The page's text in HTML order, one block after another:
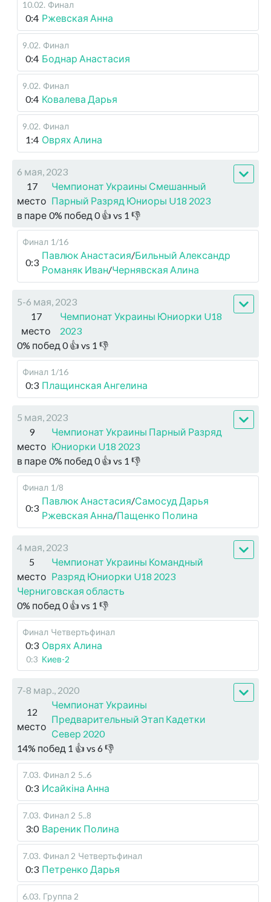
10.02. Финал
0:4 Ржевская Анна
9.02. Финал
0:4 Боднар Анастасия
9.02. Финал
0:4 Ковалева Дарья
9.02. Финал
1:4 Оврях Алина
6 мая, 2023
17
место
Чемпионат Украины Смешанный
Парный Разряд Юниоры U18 2023
в паре 0% побед 0👍 vs 1 👎
Финал 1/16
0:3
Павлюк Анастасия/Бильный Александр
Романяк Иван/Чернявская Алина
5-6 мая, 2023
17
место
Чемпионат Украины Юниорки U18
2023
0% побед 0👍 vs 1 👎
Финал 1/16
0:3 Плащинская Ангелина
5 мая, 2023
9
место
Чемпионат Украины Парный Разряд
Юниорки U18 2023
в паре 0% побед 0👍 vs 1 👎
Финал 1/8
0:3
Павлюк Анастасия/Самосуд Дарья
Ржевская Анна/Пащенко Полина
4 мая, 2023
5
место
Чемпионат Украины Командный
Разряд Юниорки U18 2023
Черниговская область
0% побед 0👍 vs 1 👎
Финал Четвертьфинал
0:3 Оврях Алина
0:3 Киев-2
7-8 мар., 2020
12
место
Чемпионат Украины
Предварительный Этап Кадетки
Север 2020
14% побед 1 👍 vs 6👎
7.03. Финал 2 5..6
0:3 Исайкіна Анна
7.03. Финал 2 5..8
3:0 Вареник Полина
7.03. Финал 2 Четвертьфинал
0:3 Петренко Дарья
6.03. Группа 2